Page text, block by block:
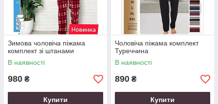
Зимова чоловіча піжама
комплект зі штанами
В наявності
980 ₴
Купити
Чоловіча піжама комплект
Туреччина
В наявності
890 ₴
Купити